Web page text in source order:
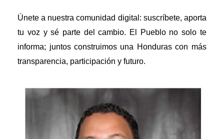
Únete a nuestra comunidad digital: suscríbete, aporta
tu voz y sé parte del cambio. El Pueblo no solo te
informa; juntos construimos una Honduras con más
transparencia, participación y futuro.